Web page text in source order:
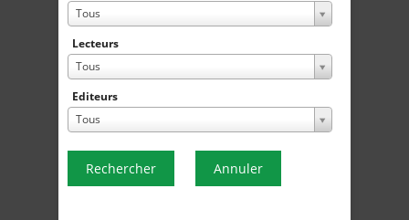
Tous
Lecteurs
Tous
Editeurs
Tous
Rechercher Annuler